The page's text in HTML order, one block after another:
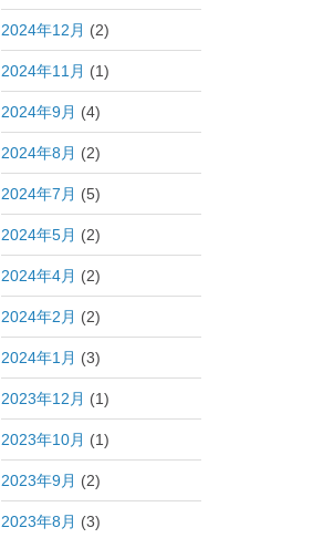
2024年12月 (2)
2024年11月 (1)
2024年9月 (4)
2024年8月 (2)
2024年7月 (5)
2024年5月 (2)
2024年4月 (2)
2024年2月 (2)
2024年1月 (3)
2023年12月 (1)
2023年10月 (1)
2023年9月 (2)
2023年8月 (3)